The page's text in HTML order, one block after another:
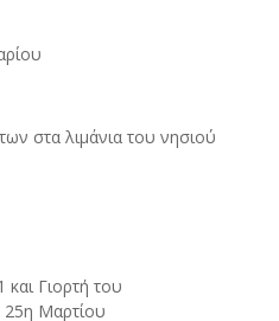
στα λιμάνια του νησιού
Γιορτή του
25η Μαρτίου